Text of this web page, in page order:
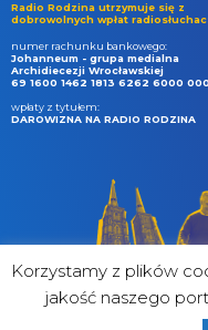
Radio Rodzina utrzymuje się z
dobrowolnych wpłat
numer rachunku bankowego:
Johanneum - grupa medialna
Archidiecezji Wrocławskiej
69 1600 1462 1813 6262 6000
wpłaty z tytułem:
DAROWIZNA NA RADIO RODZINA
Korzystamy z plików
jakość naszego